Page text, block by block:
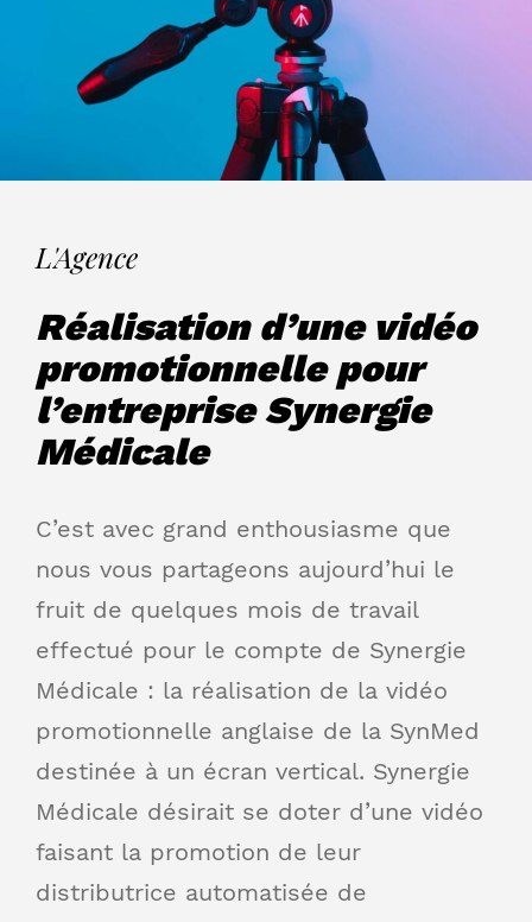
L'Agence
Réalisation d’une vidéo
promotionnelle pour
l’entreprise Synergie
Médicale
C’est avec grand enthousiasme que
nous vous partageons aujourd’hui le
fruit de quelques mois de travail
effectué pour le compte de Synergie
Médicale : la réalisation de la vidéo
promotionnelle anglaise de la SynMed
destinée à un écran vertical. Synergie
Médicale désirait se doter d’une vidéo
faisant la promotion de leur
distributrice automatisée de